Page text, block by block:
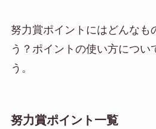
努力賞ポイントにはどんなも
う？ポイントの使い方につい
う。
努力賞ポイント一覧